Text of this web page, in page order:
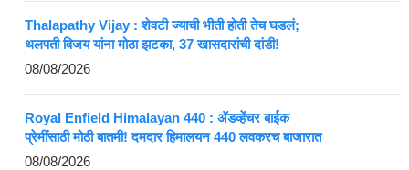
Thalapathy Vijay : शेवटी ज्याची भीती होती तेच घडलं;
थलपती विजय यांना मोठा झटका, 37 खासदारांची दांडी!
08/08/2026
Royal Enfield Himalayan 440 : ॲडव्हेंचर बाईक
प्रेमींसाठी मोठी बातमी! दमदार हिमालयन 440 लवकरच बाजारात
08/08/2026